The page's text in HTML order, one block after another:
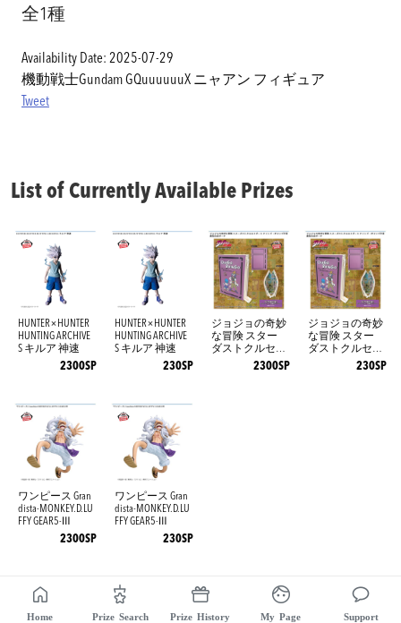
Home Prize Search Prize History My Page Support
全1種
Availability Date: 2025-07-29
機動戦士Gundam GQuuuuuuX ニャアン フィギュア
Tweet
List of Currently Available Prizes
HUNTER×HUNTER
HUNTING ARCHIVE
S キルア 神速
2300SP
HUNTER×HUNTER
HUNTING ARCHIVE
S キルア 神速
230SP
ジョジョの奇妙
な冒険 スター
ダストクルセイ
ダース オイン
2300SP
ジョジョの奇妙
な冒険 スター
ダストクルセイ
ダース オイン
230SP
ワンピース Gran
dista-MONKEY.D.LU
FFY GEAR5-Ⅲ
2300SP
ワンピース Gran
dista-MONKEY.D.LU
FFY GEAR5-Ⅲ
230SP